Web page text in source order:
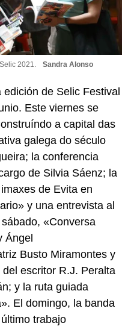
2021. Sandra Alonso
de Selic Festival
Este viernes se
a capital das
galega do século
la conferencia
de Silvia Sáenz; la
de Evita en
y una entrevista al
«Conversa
Ángel
Busto Miramontes y
escritor R.J. Peralta
y la ruta guiada
. El domingo, la banda
trabajo